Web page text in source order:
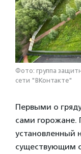
Фото: группа
сети "ВКонтакте"
Первыми о
сами горожане.
установленный
существующим